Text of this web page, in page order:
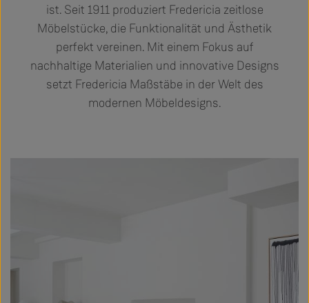
ist. Seit 1911 produziert Fredericia zeitlose
Möbelstücke, die Funktionalität und Ästhetik
perfekt vereinen. Mit einem Fokus auf
nachhaltige Materialien und innovative Designs
setzt Fredericia Maßstäbe in der Welt des
modernen Möbeldesigns.